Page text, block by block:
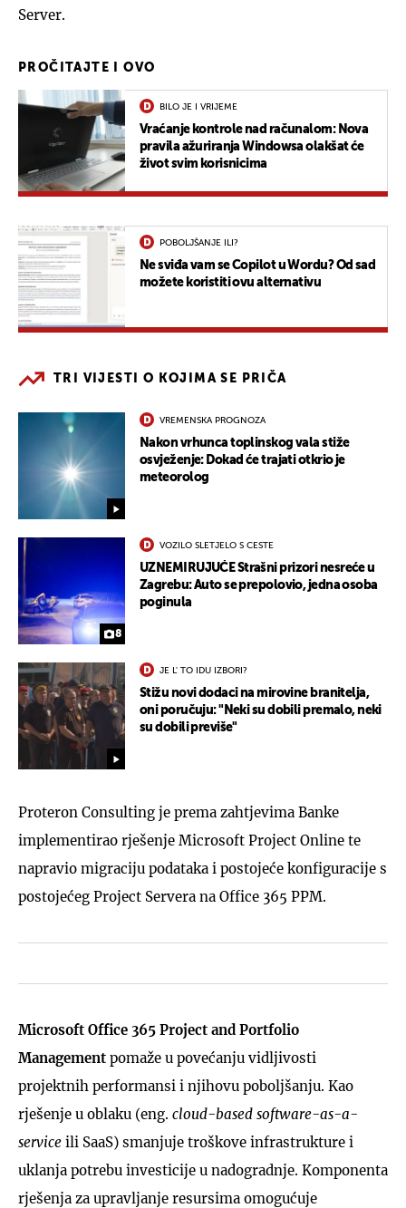
Server.
PROČITAJTE I OVO
BILO JE I VRIJEME
Vraćanje kontrole nad računalom: Nova
pravila ažuriranja Windowsa olakšat će
život svim korisnicima
POBOLJŠANJE ILI?
Ne sviđa vam se Copilot u Wordu? Od sad
možete koristiti ovu alternativu
TRI VIJESTI O KOJIMA SE PRIČA
VREMENSKA PROGNOZA
Nakon vrhunca toplinskog vala stiže
osvježenje: Dokad će trajati otkrio je
meteorolog
8
VOZILO SLETJELO S CESTE
UZNEMIRUJUĆE Strašni prizori nesreće u
Zagrebu: Auto se prepolovio, jedna osoba
poginula
JE L' TO IDU IZBORI?
Stižu novi dodaci na mirovine branitelja,
oni poručuju: "Neki su dobili premalo, neki
su dobili previše"
Proteron Consulting je prema zahtjevima Banke
implementirao rješenje Microsoft Project Online te
napravio migraciju podataka i postojeće konfiguracije s
postojećeg Project Servera na Office 365 PPM.
Microsoft Office 365 Project and Portfolio
Management pomaže u povećanju vidljivosti
projektnih performansi i njihovu poboljšanju. Kao
rješenje u oblaku (eng. cloud-based software-as-a-
service ili SaaS) smanjuje troškove infrastrukture i
uklanja potrebu investicije u nadogradnje. Komponenta
rješenja za upravljanje resursima omogućuje